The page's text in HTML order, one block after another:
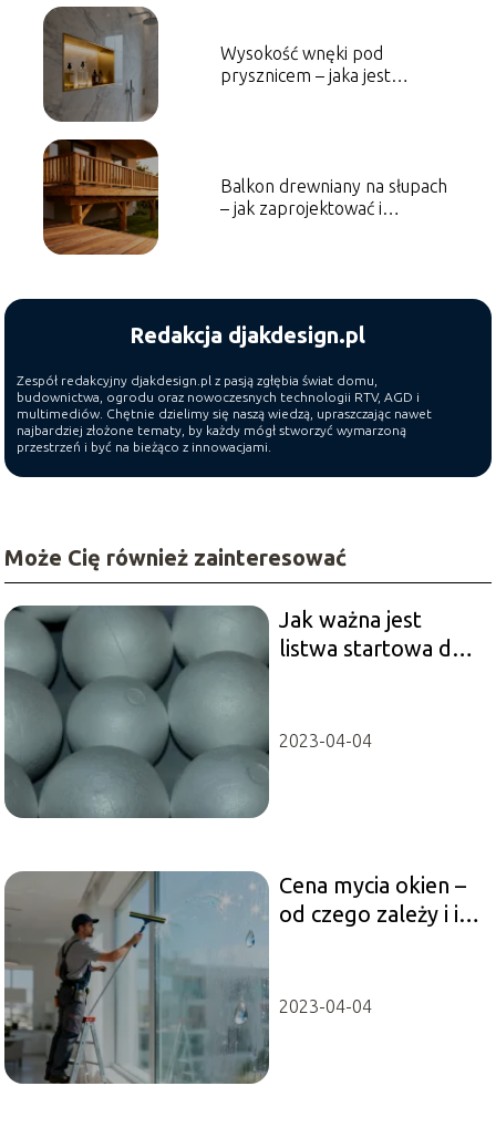
Wysokość wnęki pod
prysznicem – jaka jest
Balkon drewniany na słupach
– jak zaprojektować i
Redakcja djakdesign.pl
Zespół redakcyjny djakdesign.pl z pasją zgłębia świat domu,
budownictwa, ogrodu oraz nowoczesnych technologii RTV, AGD i
multimediów. Chętnie dzielimy się naszą wiedzą, upraszczając nawet
najbardziej złożone tematy, by każdy mógł stworzyć wymarzoną
przestrzeń i być na bieżąco z innowacjami.
Może Cię również zainteresować
Jak ważna jest
listwa startowa do
2023-04-04
Cena mycia okien –
od czego zależy i ile
2023-04-04